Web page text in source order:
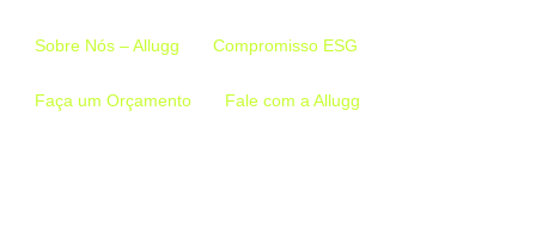
Sobre Nós – Allugg Compromisso ESG
Faça um Orçamento Fale com a Allugg